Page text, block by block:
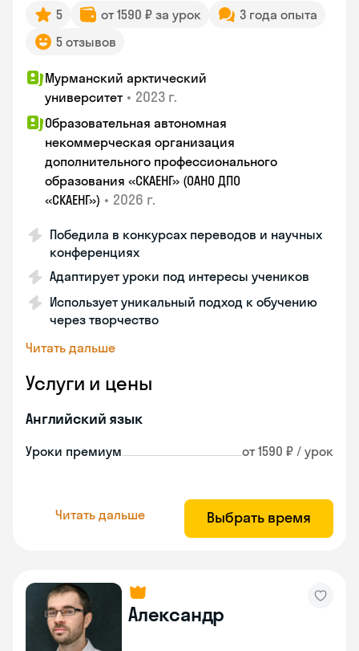
5 от 1590 ₽ за урок
3 года опыта
5 отзывов
Мурманский арктический
университет • 2023 г.
Образовательная автономная
некоммерческая организация
дополнительного профессионального
образования «СКАЕНГ» (ОАНО ДПО
«СКАЕНГ») • 2026 г.
Победила в конкурсах переводов и научных
конференциях
Адаптирует уроки под интересы учеников
Использует уникальный подход к обучению
через творчество
Читать дальше
Услуги и цены
Английский язык
Уроки премиум от 1590 ₽ / урок
Читать дальше Выбрать время
Александр